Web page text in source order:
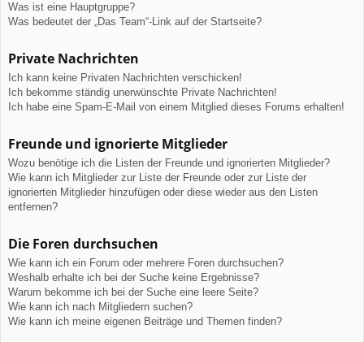
Was ist eine Hauptgruppe?
Was bedeutet der „Das Team“-Link auf der Startseite?
Private Nachrichten
Ich kann keine Privaten Nachrichten verschicken!
Ich bekomme ständig unerwünschte Private Nachrichten!
Ich habe eine Spam-E-Mail von einem Mitglied dieses Forums erhalten!
Freunde und ignorierte Mitglieder
Wozu benötige ich die Listen der Freunde und ignorierten Mitglieder?
Wie kann ich Mitglieder zur Liste der Freunde oder zur Liste der
ignorierten Mitglieder hinzufügen oder diese wieder aus den Listen
entfernen?
Die Foren durchsuchen
Wie kann ich ein Forum oder mehrere Foren durchsuchen?
Weshalb erhalte ich bei der Suche keine Ergebnisse?
Warum bekomme ich bei der Suche eine leere Seite?
Wie kann ich nach Mitgliedern suchen?
Wie kann ich meine eigenen Beiträge und Themen finden?